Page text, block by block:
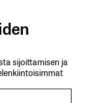
sijoittamisen ja